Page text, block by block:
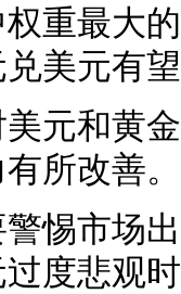
重最大
美元有
元和黄
所改善。
惕市场
度悲观